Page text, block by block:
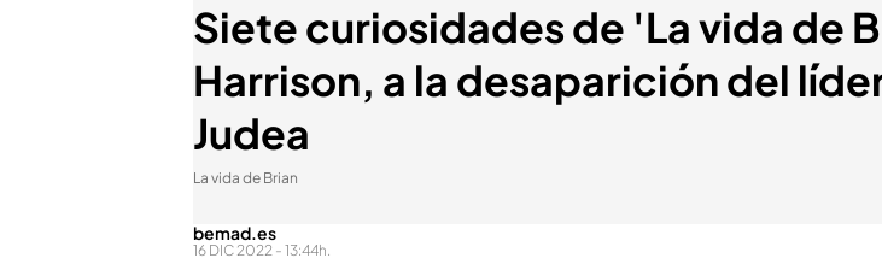
Siete curiosidades de 'La vida de
Harrison, a la desaparición del
Judea
La vida de Brian
bemad.es
16 DIC 2022 - 13:44h.